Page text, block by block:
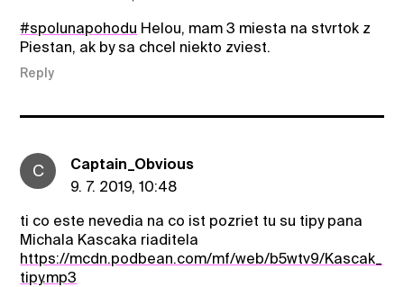
#spolunapohodu Helou, mam 3 miesta na stvrtok z
Piestan, ak by sa chcel niekto zviest.
Reply
C
Captain_Obvious
9. 7. 2019, 10:48
ti co este nevedia na co ist pozriet tu su tipy pana
Michala Kascaka riaditela
https://mcdn.podbean.com/mf/web/b5wtv9/Kascak_
tipy.mp3